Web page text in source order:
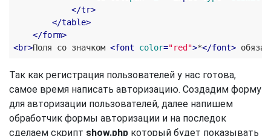
</tr>
</table>
</form>
<br>Поля со значком <font color="red">*</font>
Так как регистрация пользователей у нас готова,
самое время написать авторизацию. Создадим форму
для авторизации пользователей, далее напишем
обработчик формы авторизации и на последок
сделаем скрипт show.php который будет показывать